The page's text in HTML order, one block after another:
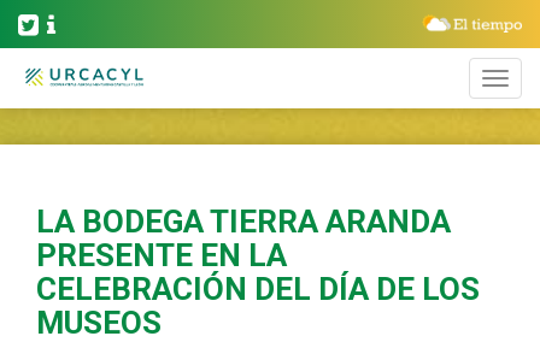
LA BODEGA TIERRA ARANDA
PRESENTE EN LA
CELEBRACIÓN DEL DÍA DE LOS
MUSEOS